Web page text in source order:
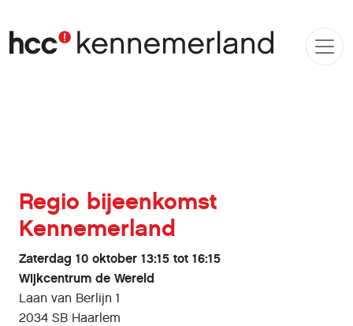
Regio bijeenkomst
Kennemerland
Zaterdag 10 oktober 13:15 tot 16:15
Wijkcentrum de Wereld
Laan van Berlijn 1
2034 SB Haarlem